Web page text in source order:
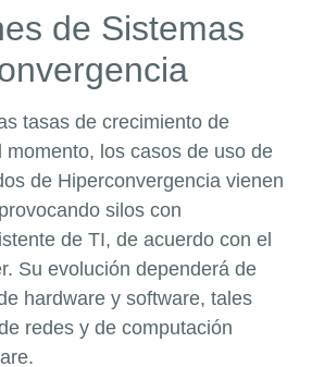
de Sistemas
tasas de crecimiento de
momento, los casos de uso de
de Hiperconvergencia vienen
silos con
de TI, de acuerdo con el
Su evolución dependerá de
hardware y software, tales
redes y de computación